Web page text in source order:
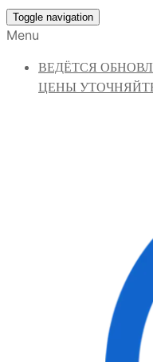
Toggle navigation
Menu
ВЕДЁТСЯ
ЦЕНЫ